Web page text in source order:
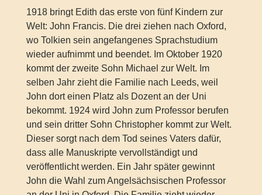
1918 bringt Edith das erste von fünf Kindern zur
Welt: John Francis. Die drei ziehen nach Oxford,
wo Tolkien sein angefangenes Sprachstudium
wieder aufnimmt und beendet. Im Oktober 1920
kommt der zweite Sohn Michael zur Welt. Im
selben Jahr zieht die Familie nach Leeds, weil
John dort einen Platz als Dozent an der Uni
bekommt. 1924 wird John zum Professor berufen
und sein dritter Sohn Christopher kommt zur Welt.
Dieser sorgt nach dem Tod seines Vaters dafür,
dass alle Manuskripte vervollständigt und
veröffentlicht werden. Ein Jahr später gewinnt
John die Wahl zum Angelsächsischen Professor